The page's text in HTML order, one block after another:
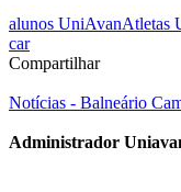
alunos UniAvanAtletas
car
Compartilhar
Notícias - Balneário
Administrador